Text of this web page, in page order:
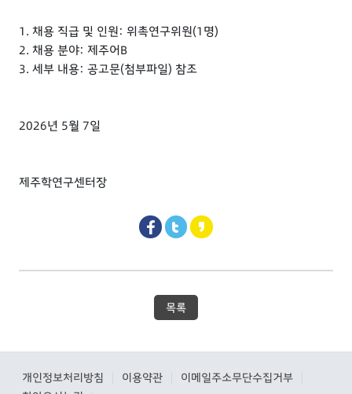
1. 채용 직급 및 인원: 위촉연구위원(1명)
2. 채용 분야: 제주어B
3. 세부 내용: 공고문(첨부파일) 참조
2026년 5월 7일
제주학연구센터장
목록
개인정보처리방침 이용약관 이메일주소무단수집거부